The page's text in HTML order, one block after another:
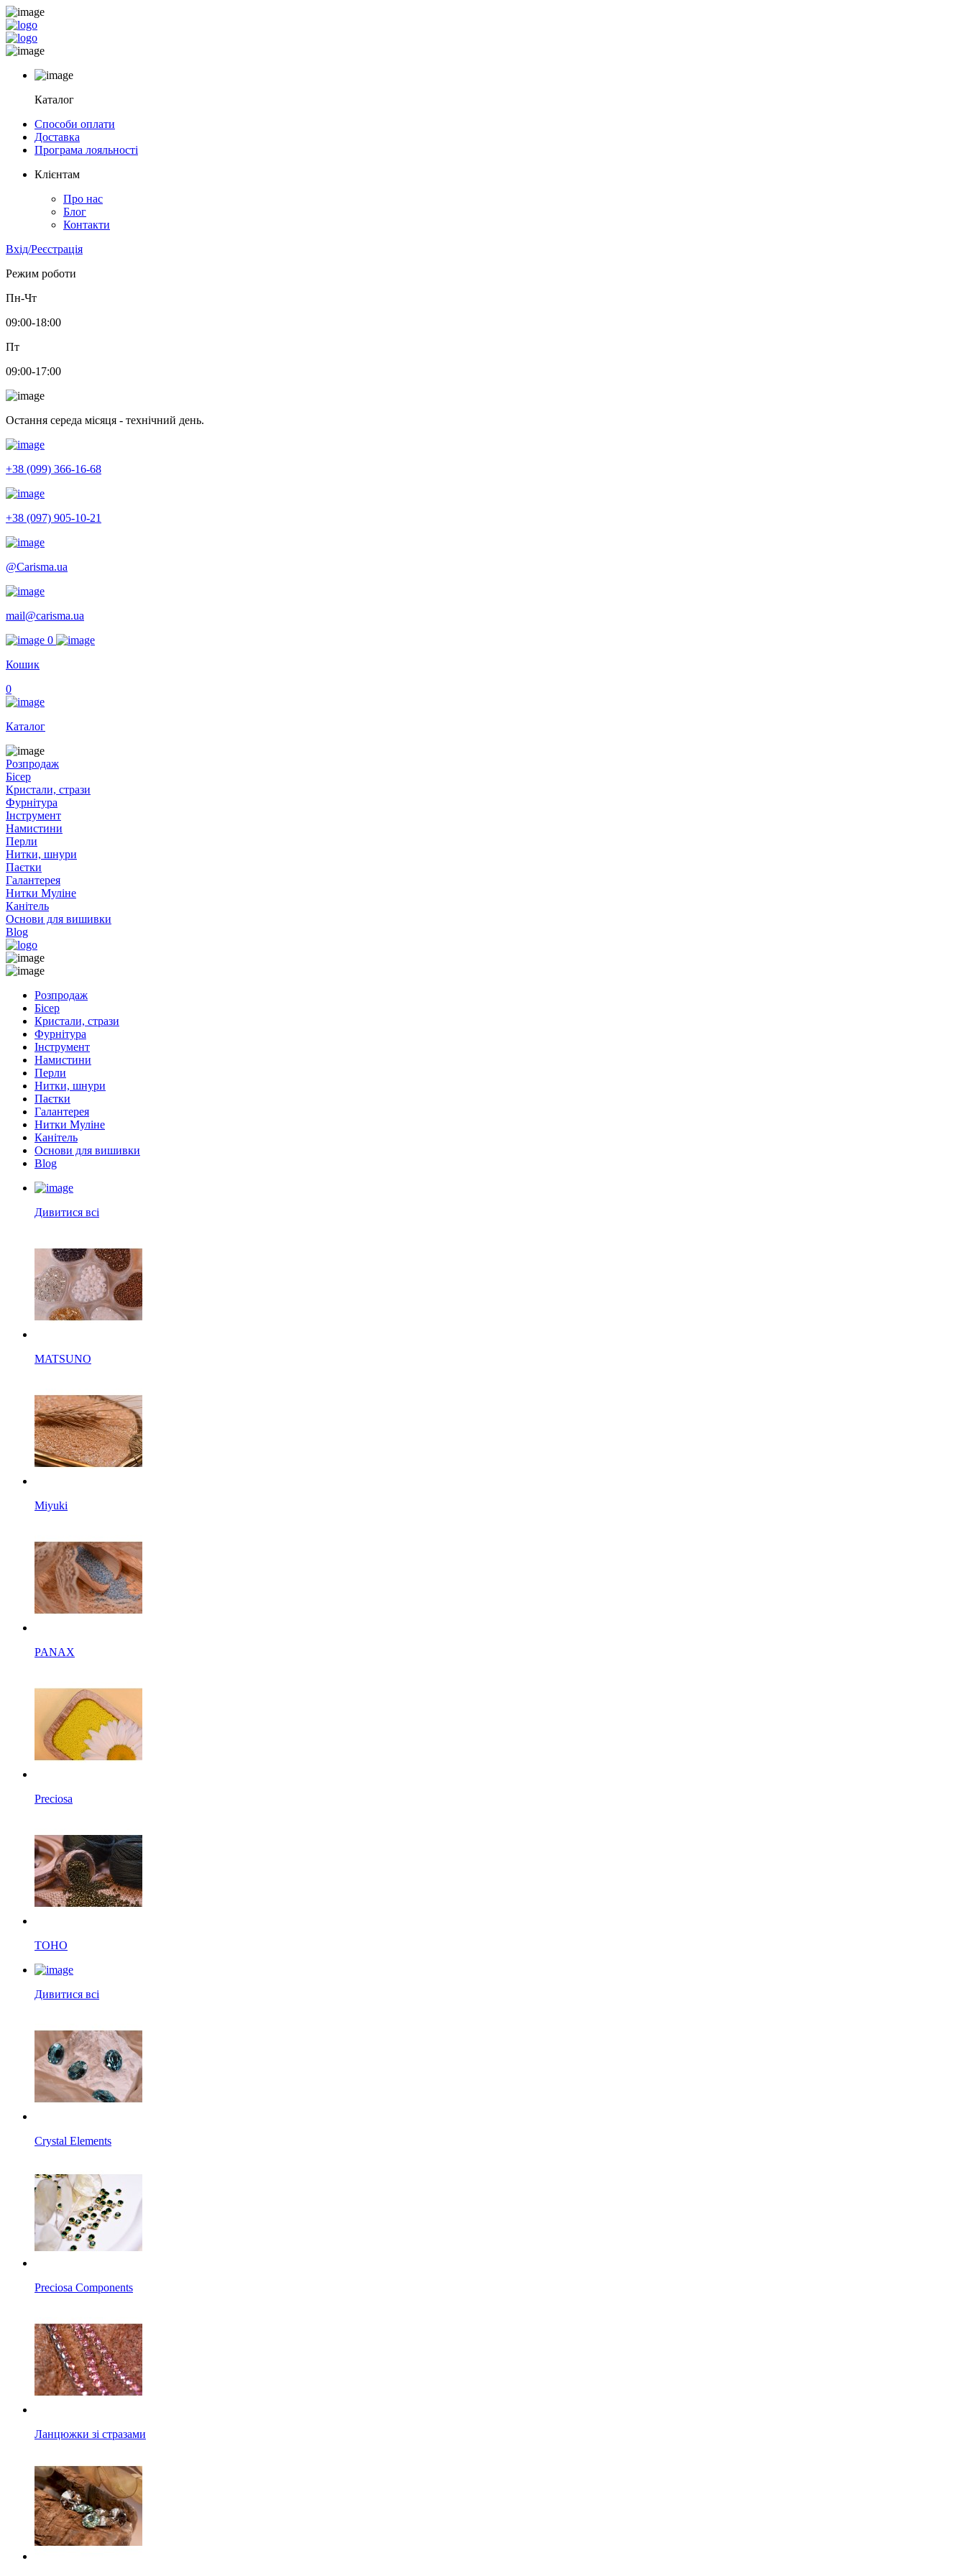
Каталог
Способи оплати
Доставка
Програма лояльності
Клієнтам
Про нас
Блог
Контакти
Вхід/Реєстрація
Режим роботи
Пн-Чт
09:00-18:00
Пт
09:00-17:00
Остання середа місяця - технічний день.
+38 (099) 366-16-68
+38 (097) 905-10-21
@Carisma.ua
mail@carisma.ua
0
Кошик
0
Каталог
Розпродаж
Бісер
Кристали, стрази
Фурнітура
Інструмент
Намистини
Перли
Нитки, шнури
Паєтки
Галантерея
Нитки Муліне
Канітель
Основи для вишивки
Blog
Розпродаж
Бісер
Кристали, стрази
Фурнітура
Інструмент
Намистини
Перли
Нитки, шнури
Паєтки
Галантерея
Нитки Муліне
Канітель
Основи для вишивки
Blog
Дивитися всі
MATSUNO
Miyuki
PANAX
Preciosa
TOHO
Дивитися всі
Crystal Elements
Preciosa Components
Ланцюжки зі стразами